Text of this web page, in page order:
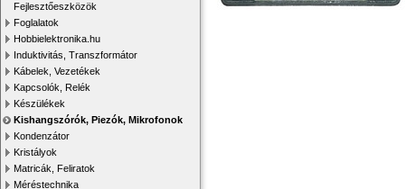
Fejlesztőeszközök
Foglalatok
Hobbielektronika.hu
Induktivitás, Transzformátor
Kábelek, Vezetékek
Kapcsolók, Relék
Készülékek
Kishangszórók, Piezók, Mikrofonok
Kondenzátor
Kristályok
Matricák, Feliratok
Méréstechnika